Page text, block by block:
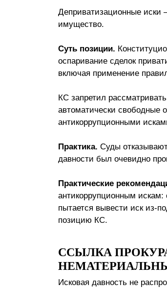
Деприватизационные иски
имущество.
Суть позиции.
оспаривание сделок
включая применение
КС запретил
автоматически свободные
антикоррупционными
Практика. Суды
давности был очевидно
Практические
антикоррупционным искам:
пытается вывести иск из-
позицию КС.
ССЫЛКА
Исковая давность не